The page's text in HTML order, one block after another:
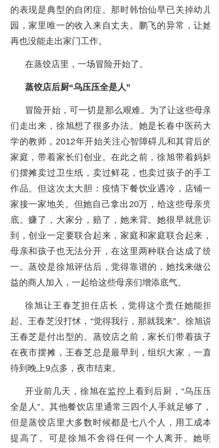
的表现是典型的自闭症。那时韩怡仙早已关掉幼儿
园，家里唯一的收入来自丈夫。鹏飞的异常，让她
再也没能走出家门工作。
在蒸饺店里，一场冒险开始了。
蒸饺店后厨“乌压压全是人”
冒险开始，可一切是那么艰难。为了让这些母亲
们走出来，徐旭想了很多办法。她是长春中医药大
学的教师，2012年开始关注心智障碍儿和其背后的
家庭，带着家长们创业。在此之前，徐旭带着妈妈
们摆摊卖过卫生纸，卖过鲜花，也卖过孩子的手工
作品。但这次太大胆：疫情下餐饮业遇冷，店铺一
家接一家地关。但她自己拿出20万，给这些母亲兜
底。赚了，大家分，赔了，她来背。她很早就意识
到，创业一定要联合起来，家庭和家庭联合起来，
母亲和孩子也无法分开，在这里两种联合达成了统
一。蒸饺是徐旭评估后，觉得靠谱的，她找来做公
益的商人加入，一起给这些母亲们增添底气。
徐旭让王春芝担任店长，觉得这个责任她能担
起。王春芝没打怵，“觉得我行，那就我来”。徐旭说
王春芝是付出型的。蒸饺店之前，家长们带着孩子
在夜市摆摊，王春芝总是最早到，组织大家，一直
待到晚上9点多，夜市结束。
开业前几天，徐旭在监控上看到后厨，“乌压压
全是人”。其他餐饮店里通常三四个人手就足够了，
但是蒸饺店里大多数时候都是七八个人，用工成本
提高了。可是徐旭不舍得任何一个人离开。她明